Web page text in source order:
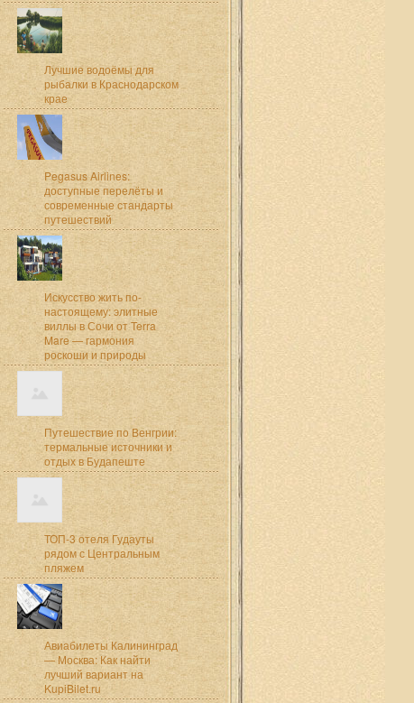
Лучшие водоёмы для
рыбалки в Краснодарском
крае
Pegasus Airlines:
доступные перелёты и
современные стандарты
путешествий
Искусство жить по-
настоящему: элитные
виллы в Сочи от Terra
Mare — гармония
роскоши и природы
Путешествие по Венгрии:
термальные источники и
отдых в Будапеште
ТОП-3 отеля Гудауты
рядом с Центральным
пляжем
Авиабилеты Калининград
— Москва: Как найти
лучший вариант на
KupiBilet.ru